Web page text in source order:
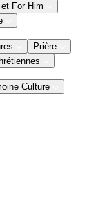
et For Him
Prière
Culture